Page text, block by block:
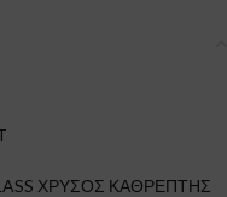
ΧΡΥΣΟΣ ΚΑΘΡΕΠΤΗΣ